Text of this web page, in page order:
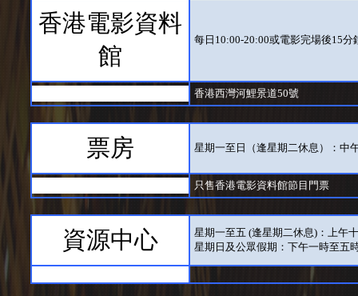
香港電影資料
館
每日10:00-20:00或電影完場後15分
香港西灣河鯉景道50號
票房 星期一至日（逢星期二休息）：中
只售香港電影資料館節目門票
資源中心
星期一至五 (逢星期二休息)：上午
星期日及公眾假期：下午一時至五